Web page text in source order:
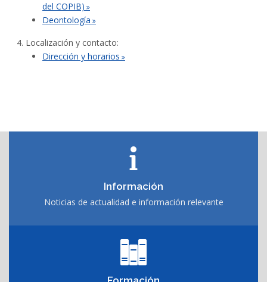
del COPIB)
Deontología
Localización y contacto:
Dirección y horarios
Información
Noticias de actualidad e información relevante